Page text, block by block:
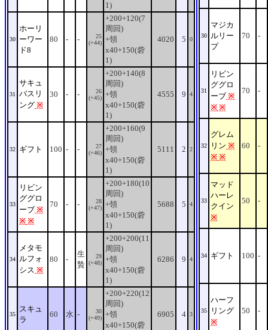
1)
30
ホーリ
ーワー
ド8
80 - -
25
(+44)
+200+120(7
周回)
+領
x40+150(砦
1)
4020 5 0
31
サキュ
バスリ
ング ※
30 - -
26
(+45)
+200+140(8
周回)
+領
x40+150(砦
1)
4555 9 4
32 ギフト 100 - -
27
(+46)
+200+160(9
周回)
+領
x40+150(砦
1)
5111 2 2
33
リビン
ググロ
ーブ ※
※ ※
70 - -
28
(+47)
+200+180(10
周回)
+領
x40+150(砦
1)
5688 5 4
34
メタモ
ルフォ
シス ※
80 -
生
贄
29
(+48)
+200+200(11
周回)
+領
x40+150(砦
1)
6286 9 4
35
スキュ
ラ
60 水 -
30
(+49)
+200+220(12
周回)
+領
x40+150(砦
6905 4 3
30
マジカ
ルリー
プ
70 -
31
リビン
ググロ
ーブ ※
※ ※
70 -
32
グレム
リン ※
※ ※
60 -
33
マッド
ハーレ
クイン
※
50 -
34 ギフト 100 -
35
ハーフ
リング
※
50 -